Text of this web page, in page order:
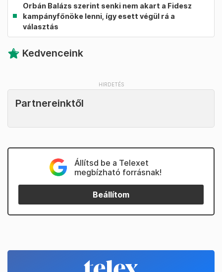
Orbán Balázs szerint senki nem akart a Fidesz
kampányfőnöke lenni, így esett végül rá a
választás
Kedvenceink
Partnereinktől
Állítsd be a Telexet
megbízható forrásnak!
Beállítom